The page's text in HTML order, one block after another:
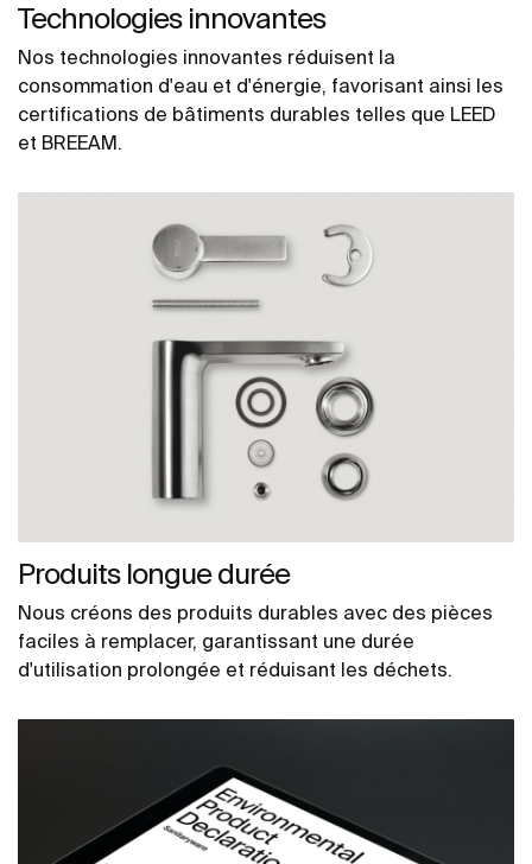
Technologies innovantes
Nos technologies innovantes réduisent la
consommation d'eau et d'énergie, favorisant ainsi les
certifications de bâtiments durables telles que LEED
et BREEAM.
Produits longue durée
Nous créons des produits durables avec des pièces
faciles à remplacer, garantissant une durée
d'utilisation prolongée et réduisant les déchets.